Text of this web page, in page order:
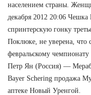
населением страны.
декабря 2012 20:06
спринтерскую гонку
Поклюке, не уверена, что
февральскому
Петр Ян (Россия) —
Bayer Schering продажа
аптеке Новый Уренгой.